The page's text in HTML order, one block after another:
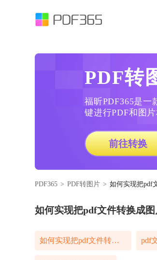
PDF转
福昕PDF365是一
键进行PDF和图片
前往转换
PDF365 > PDF转图片 > 如何实现把pdf
如何实现把pdf文件转换成
如何实现把pdf文件转换成图片的操作 pdf